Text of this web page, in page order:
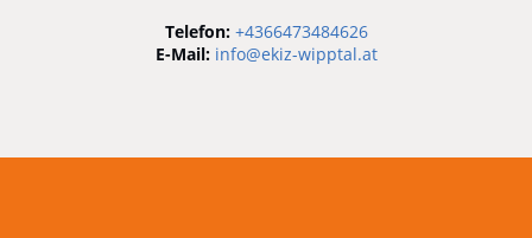
Telefon: +4366473484626
E-Mail: info@ekiz-wipptal.at